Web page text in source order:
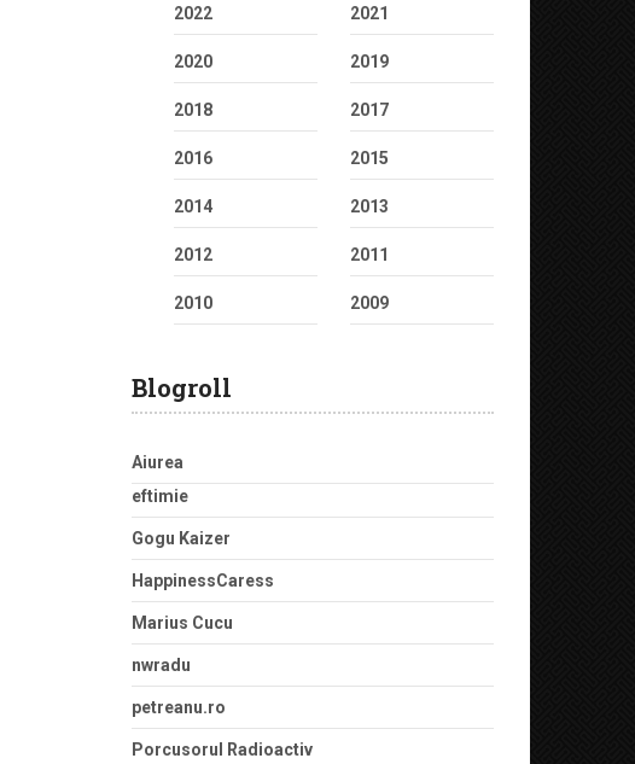
2022 2021
2020 2019
2018 2017
2016 2015
2014 2013
2012 2011
2010 2009
Blogroll
Aiurea
eftimie
Gogu Kaizer
HappinessCaress
Marius Cucu
nwradu
petreanu.ro
Porcusorul Radioactiv